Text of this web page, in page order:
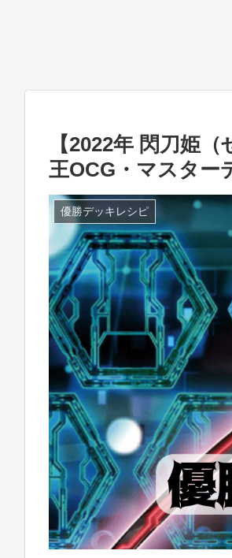
【2022年 閃刀姫
王OCG・マスター
優勝デッキレシピ